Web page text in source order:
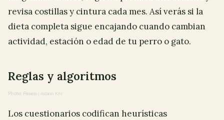
revisa costillas y cintura cada mes. Así verás si la
dieta completa sigue encajando cuando cambian
actividad, estación o edad de tu perro o gato.
Reglas y algoritmos
Photo: Pexels / Adam Knl
Los cuestionarios codifican heurísticas